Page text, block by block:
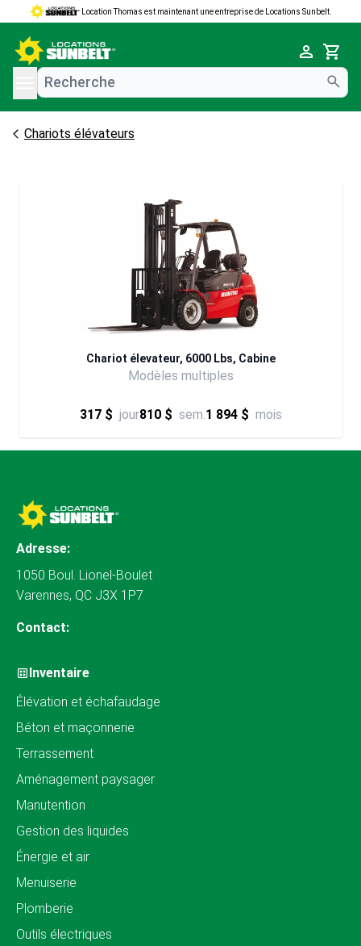
Location Thomas est maintenant une entreprise de Locations Sunbelt.
Cart
menu
Chariots élévateurs
Chariot élevateur, 6000 Lbs, Cabine
Modèles multiples
317 $ jour810 $ sem.1 894 $ mois
Adresse:
1050 Boul. Lionel-Boulet
Varennes, QC J3X 1P7
Contact:
Inventaire
Élévation et échafaudage
Béton et maçonnerie
Terrassement
Aménagement paysager
Manutention
Gestion des liquides
Énergie et air
Menuiserie
Plomberie
Outils électriques